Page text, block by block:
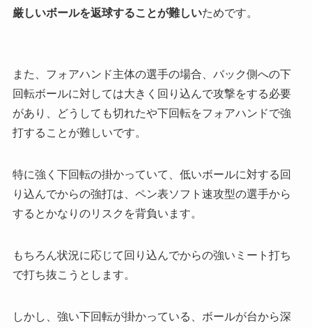
厳しいボールを返球することが難しいためです。
また、フォアハンド主体の選手の場合、バック側への下
回転ボールに対しては大きく回り込んで攻撃をする必要
があり、どうしても切れたや下回転をフォアハンドで強
打することが難しいです。
特に強く下回転の掛かっていて、低いボールに対する回
り込んでからの強打は、 ペン表ソフト速攻型の選手から
するとかなりのリスクを背負います。
もちろん状況に応じて回り込んでからの強いミート打ち
で打ち抜こうとします。
しかし、強い下回転が掛かっている、ボールが台から深